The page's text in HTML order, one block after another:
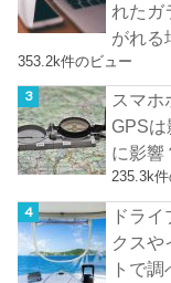
れたガ
がれる
353.2k件のビュー
スマホ
GPSは
に影響
235.3k
ドラ
クスや
トで